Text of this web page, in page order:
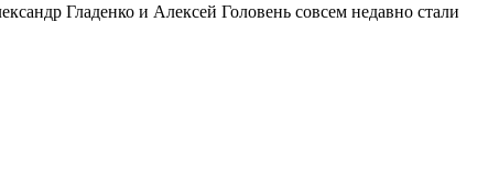
Гладенко и Алексей Головень совсем недавно стали